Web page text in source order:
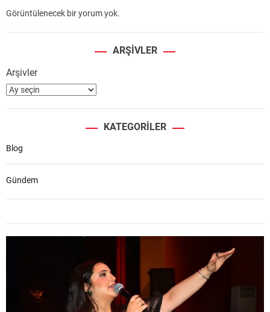
Görüntülenecek bir yorum yok.
ARŞIVLER
Arşivler
KATEGORILER
Blog
Gündem